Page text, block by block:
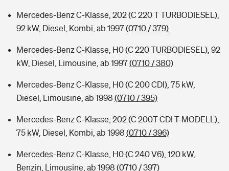
Mercedes-Benz C-Klasse, 202 (C 220 T TURBODIESEL),
92 kW, Diesel, Kombi, ab 1997(0710 / 379)
Mercedes-Benz C-Klasse, H0 (C 220 TURBODIESEL), 92
kW, Diesel, Limousine, ab 1997(0710 / 380)
Mercedes-Benz C-Klasse, H0 (C 200 CDI), 75 kW,
Diesel, Limousine, ab 1998 (0710 / 395)
Mercedes-Benz C-Klasse, 202 (C 200T CDI T-MODELL),
75 kW, Diesel, Kombi, ab 1998 (0710 / 396)
Mercedes-Benz C-Klasse, H0 (C 240 V6), 120 kW,
Benzin, Limousine, ab 1998 (0710 / 397)